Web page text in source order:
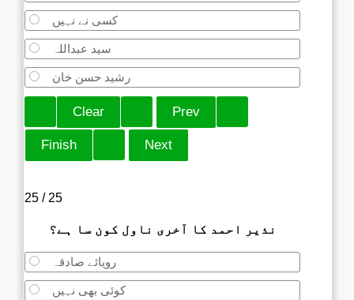
کسی نے نہیں
سید عبداللہ
رشید حسن خان
25 / 25
نذیر احمد کا آخری ناول کون سا ہے؟
رویائے صادقہ
کوئی بھی نہیں